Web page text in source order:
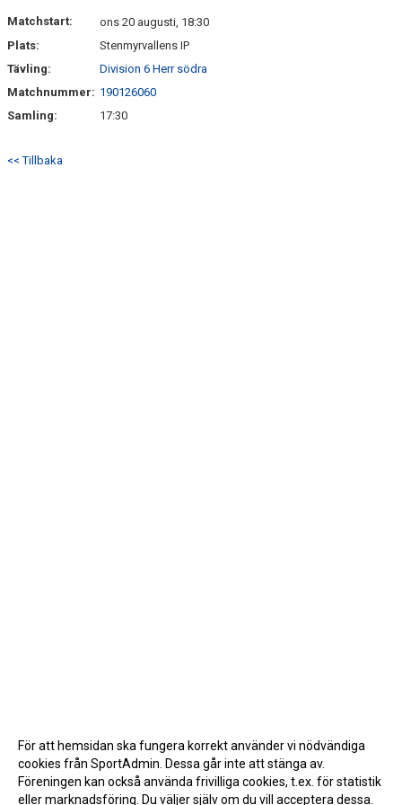
KONTAKT
Matchstart:
ons 20 augusti, 18:30
Plats:
Stenmyrvallens IP
Tävling:
Division 6 Herr södra
Matchnummer: 190126060
Samling:
17:30
<< Tillbaka
För att hemsidan ska fungera korrekt använder vi nödvändiga
cookies från SportAdmin. Dessa går inte att stänga av.
Föreningen kan också använda frivilliga cookies, t.ex. för statistik
eller marknadsföring. Du väljer själv om du vill acceptera dessa.